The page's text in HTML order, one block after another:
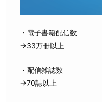
・電子書籍配信数
→33万冊以上
・配信雑誌数
→70誌以上